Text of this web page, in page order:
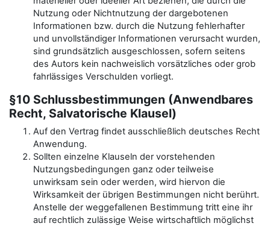
Nutzung oder Nichtnutzung der dargebotenen
Informationen bzw. durch die Nutzung fehlerhafter
und unvollständiger Informationen verursacht wurden,
sind grundsätzlich ausgeschlossen, sofern seitens
des Autors kein nachweislich vorsätzliches oder grob
fahrlässiges Verschulden vorliegt.
§10 Schlussbestimmungen (Anwendbares
Recht, Salvatorische Klausel)
Auf den Vertrag findet ausschließlich deutsches Recht
Anwendung.
Sollten einzelne Klauseln der vorstehenden
Nutzungsbedingungen ganz oder teilweise
unwirksam sein oder werden, wird hiervon die
Wirksamkeit der übrigen Bestimmungen nicht berührt.
Anstelle der weggefallenen Bestimmung tritt eine ihr
auf rechtlich zulässige Weise wirtschaftlich möglichst